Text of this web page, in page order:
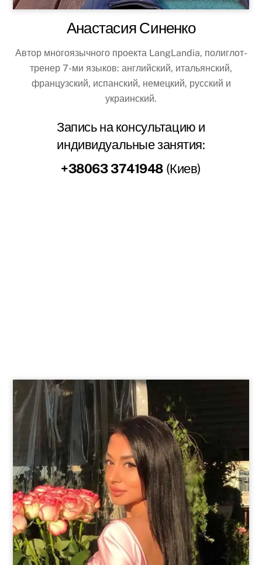
Анастасия Синенко
Автор многоязычного проекта LangLandia, полиглот-
тренер 7-ми языков: английский, итальянский,
французский, испанский, немецкий, русский и
украинский.
Запись на консультацию и
индивидуальные занятия:
+38063 3741948(Киев)